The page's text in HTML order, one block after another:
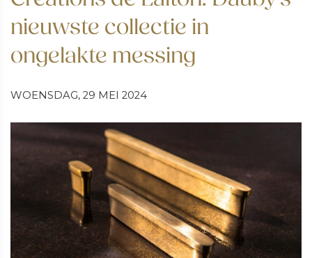
nieuwste collectie in
ongelakte messing
WOENSDAG, 29 MEI 2024